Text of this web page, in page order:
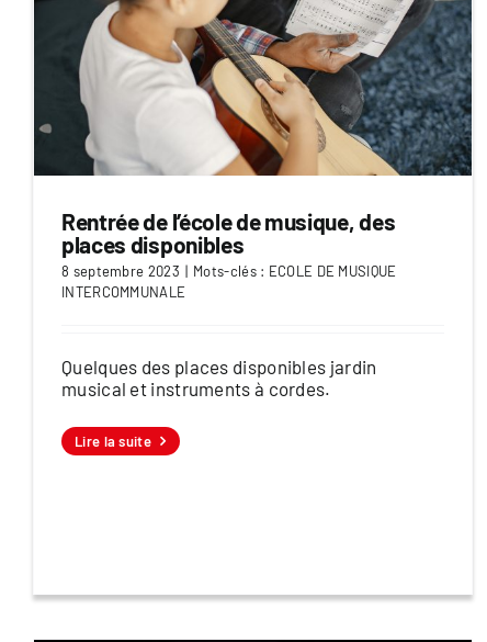
Rentrée de l’école de musique, des
places disponibles
8 septembre 2023 | Mots-clés : ECOLE DE MUSIQUE
INTERCOMMUNALE
Quelques des places disponibles jardin
musical et instruments à cordes.
Lire la suite